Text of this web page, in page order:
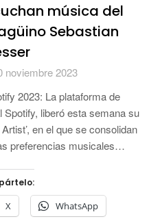
música del
Sebastian
noviembre 2023
2023: La plataforma de
liberó esta semana su
en el que se consolidan
preferencias musicales…
X WhatsApp